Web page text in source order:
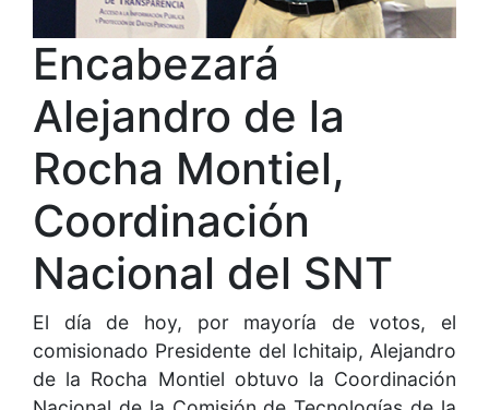
Encabezará
Alejandro de la
Rocha Montiel,
Coordinación
Nacional del SNT
El día de hoy, por mayoría de votos, el
comisionado Presidente del Ichitaip, Alejandro
de la Rocha Montiel obtuvo la Coordinación